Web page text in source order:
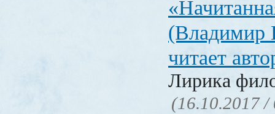
(Владимир
читает
Лирика
(16.10.2017 /